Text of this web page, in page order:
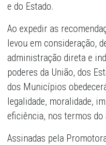
e do Estado.
Ao expedir as
levou em consideração,
administração direta e
poderes da União, dos
dos Municípios
legalidade, moralidade,
eficiência, nos termos do
Assinadas pela